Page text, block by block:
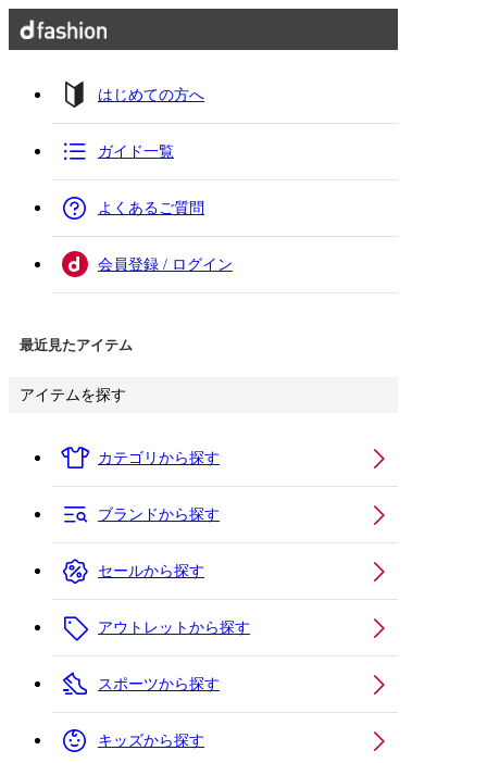
はじめての方へ
ガイド一覧
よくあるご質問
会員登録 / ログイン
最近見たアイテム
アイテムを探す
カテゴリから探す
ブランドから探す
セールから探す
アウトレットから探す
スポーツから探す
キッズから探す